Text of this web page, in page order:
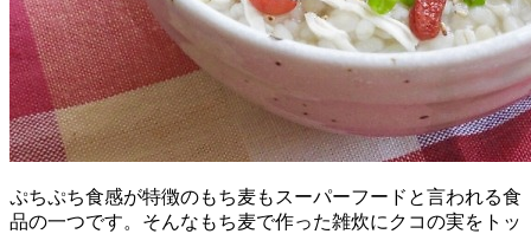
ぷちぷち食感が特徴のもち麦もスーパーフードと言われる食
品の一つです。そんなもち麦で作った雑炊にクコの実をトッ